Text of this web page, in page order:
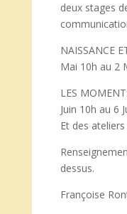
deux stages
NAISSANCE
Mai 10h au 2
LES
Juin 10h au 6
Et des
dessus.
Françoise